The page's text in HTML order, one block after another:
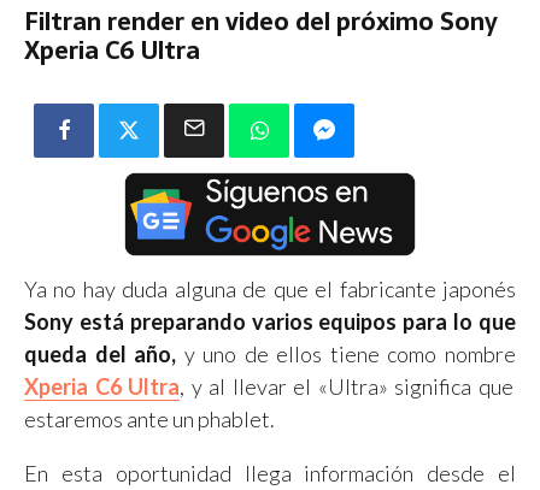
Filtran render en video del próximo Sony
Xperia C6 Ultra
Ya no hay duda alguna de que el fabricante japonés
Sony está preparando varios equipos para lo que
queda del año, y uno de ellos tiene como nombre
Xperia C6 Ultra, y al llevar el «Ultra» significa que
estaremos ante un phablet.
En esta oportunidad llega información desde el